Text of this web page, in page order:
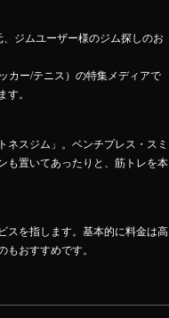
ジムユーザー様のジム探しのお
カー/テニス）の特集メディアで
。
スジム」。ベンチプレス・スミ
も置いてあったりと、筋トレを本
スを指します。基本的に料金は高
おすすめです。